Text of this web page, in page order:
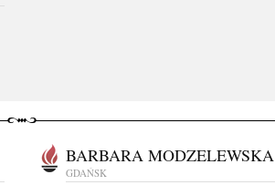
BARBARA MODZELEWSKA
GDAŃSK